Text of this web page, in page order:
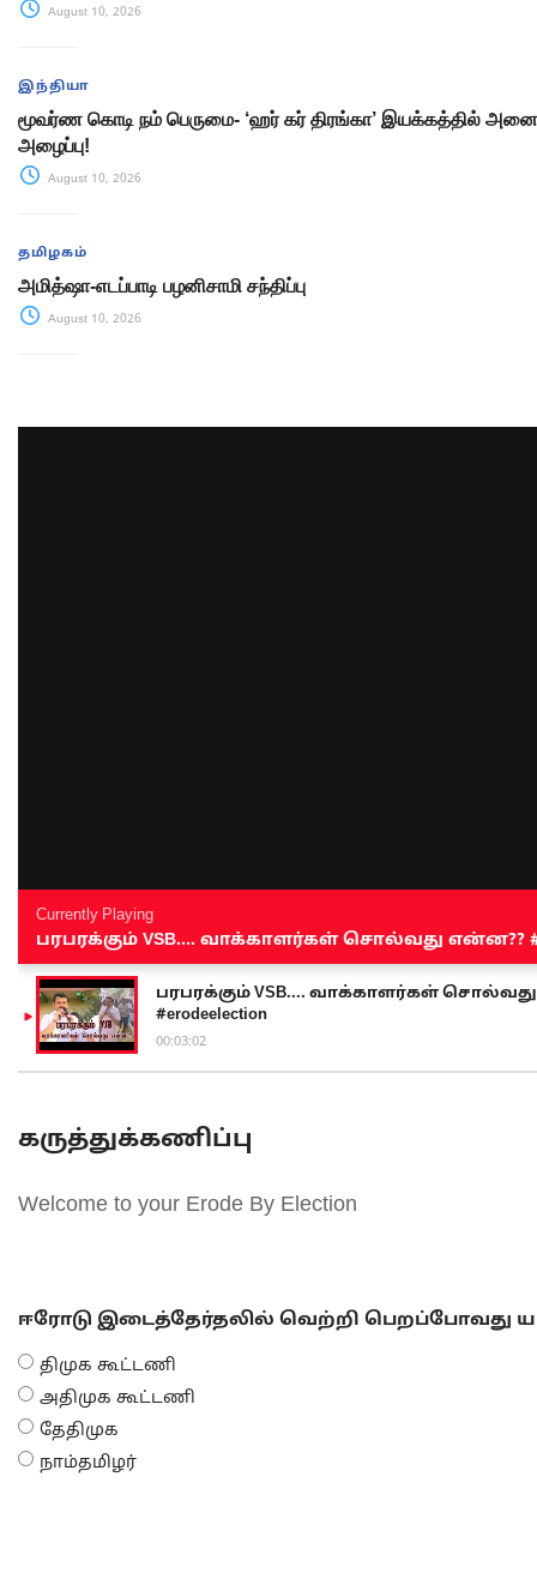
August 10, 2026
இந்தியா
மூவர்ண கொடி நம் பெருமை- ‘ஹர் கர் திரங்கா’ இயக்கத்தில்
அழைப்பு!
August 10, 2026
தமிழகம்
அமித்ஷா-எடப்பாடி பழனிசாமி சந்திப்பு
August 10, 2026
Currently Playing
பரபரக்கும் VSB.... வாக்காளர்கள் சொல்வது என்ன??
பரபரக்கும் VSB.... வாக்காளர்கள் சொல்வது
#erodeelection
00:03:02
கருத்துக்கணிப்பு
Welcome to your Erode By Election
ஈரோடு இடைத்தேர்தலில் வெற்றி பெறப்போவது
திமுக கூட்டணி
அதிமுக கூட்டணி
தேதிமுக
நாம்தமிழர்